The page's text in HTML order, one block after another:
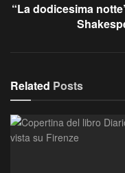
“La dodicesima
Related Posts